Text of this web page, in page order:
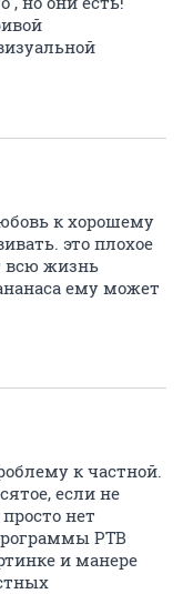
к хорошему
это плохое
всю жизнь
ему может
к частной.
если не
нет
РТВ
и манере